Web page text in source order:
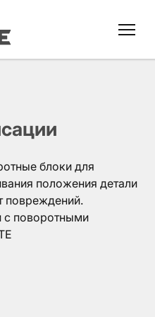
блоки для
положения детали
повреждений.
с поворотными